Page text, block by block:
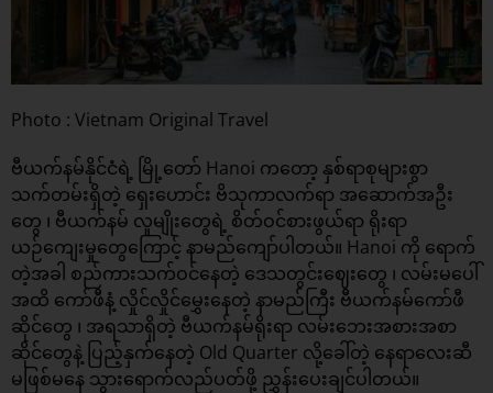
Photo : Vietnam Original Travel
ဗီယက်နမ်နိုင်ငံရဲ့ မြို့တော် Hanoi ကတော့ နှစ်ရာစုများစွာ
သက်တမ်းရှိတဲ့ ရှေးဟောင်း ဗိသုကာလက်ရာ အဆောက်အဦး
တွေ ၊ ဗီယက်နမ် လူမျိုးတွေရဲ့ စိတ်ဝင်စားဖွယ်ရာ ရိုးရာ
ယဉ်ကျေးမှုတွေကြောင့် နာမည်ကျော်ပါတယ်။ Hanoi ကို ရောက်
တဲ့အခါ စည်ကားသက်ဝင်နေတဲ့ ဒေသတွင်းဈေးတွေ ၊ လမ်းမပေါ်
အထိ ကော်ဖီနံ့ လှိုင်လှိုင်မွှေးနေတဲ့ နာမည်ကြီး ဗီယက်နမ်ကော်ဖီ
ဆိုင်တွေ ၊ အရသာရှိတဲ့ ဗီယက်နမ်ရိုးရာ လမ်းဘေးအစားအစာ
ဆိုင်တွေနဲ့ ပြည့်နှက်နေတဲ့ Old Quarter လို့ခေါ်တဲ့ နေရာလေးဆီ
မဖြစ်မနေ သွားရောက်လည်ပတ်ဖို့ ညွှန်းပေးချင်ပါတယ်။